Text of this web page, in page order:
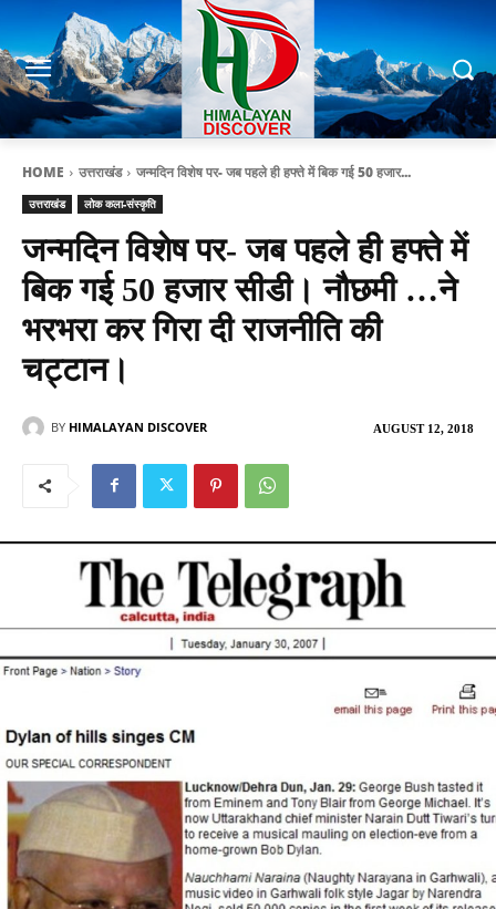
HOME उत्तराखंड जन्मदिन विशेष पर- जब पहले ही हफ्ते में बिक गई 50 हजार...
उत्तराखंड लोक कला-संस्कृति
जन्मदिन विशेष पर- जब पहले ही हफ्ते में
बिक गई 50 हजार सीडी। नौछमी …ने
भरभरा कर गिरा दी राजनीति की
चट्टान।
AUGUST 12, 2018
BY HIMALAYAN DISCOVER